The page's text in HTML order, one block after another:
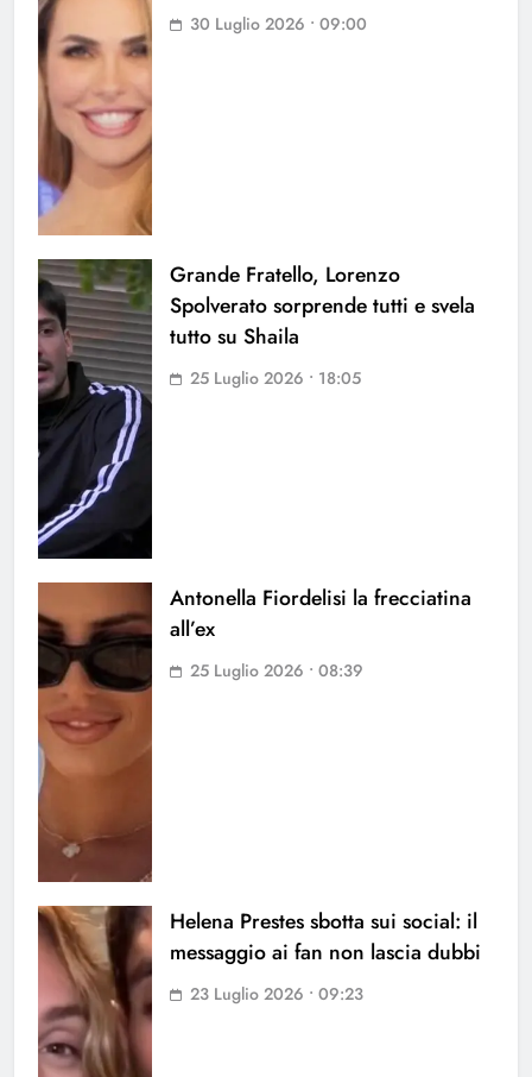
30 Luglio 2026 • 09:00
Grande Fratello, Lorenzo
Spolverato sorprende tutti e svela
tutto su Shaila
25 Luglio 2026 • 18:05
Antonella Fiordelisi la frecciatina
all’ex
25 Luglio 2026 • 08:39
Helena Prestes sbotta sui social: il
messaggio ai fan non lascia dubbi
23 Luglio 2026 • 09:23